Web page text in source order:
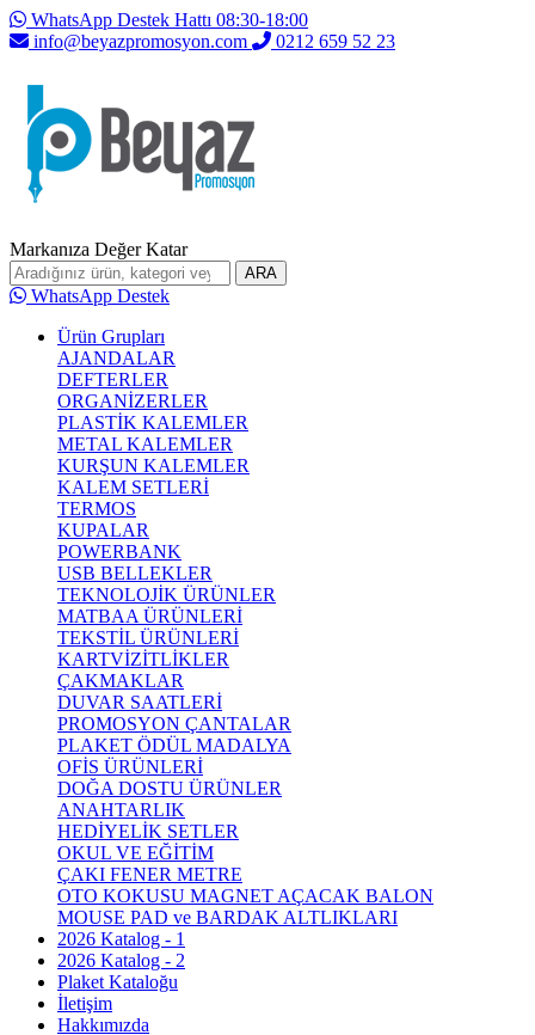
WhatsApp Destek Hattı 08:30-18:00
info@beyazpromosyon.com
0212 659 52 23
Markanıza Değer Katar
ARA
WhatsApp Destek
Ürün Grupları
AJANDALAR
DEFTERLER
ORGANİZERLER
PLASTİK KALEMLER
METAL KALEMLER
KURŞUN KALEMLER
KALEM SETLERİ
TERMOS
KUPALAR
POWERBANK
USB BELLEKLER
TEKNOLOJİK ÜRÜNLER
MATBAA ÜRÜNLERİ
TEKSTİL ÜRÜNLERİ
KARTVİZİTLİKLER
ÇAKMAKLAR
DUVAR SAATLERİ
PROMOSYON ÇANTALAR
PLAKET ÖDÜL MADALYA
OFİS ÜRÜNLERİ
DOĞA DOSTU ÜRÜNLER
ANAHTARLIK
HEDİYELİK SETLER
OKUL VE EĞİTİM
ÇAKI FENER METRE
OTO KOKUSU MAGNET AÇACAK BALON
MOUSE PAD ve BARDAK ALTLIKLARI
2026 Katalog - 1
2026 Katalog - 2
Plaket Kataloğu
İletişim
Hakkımızda